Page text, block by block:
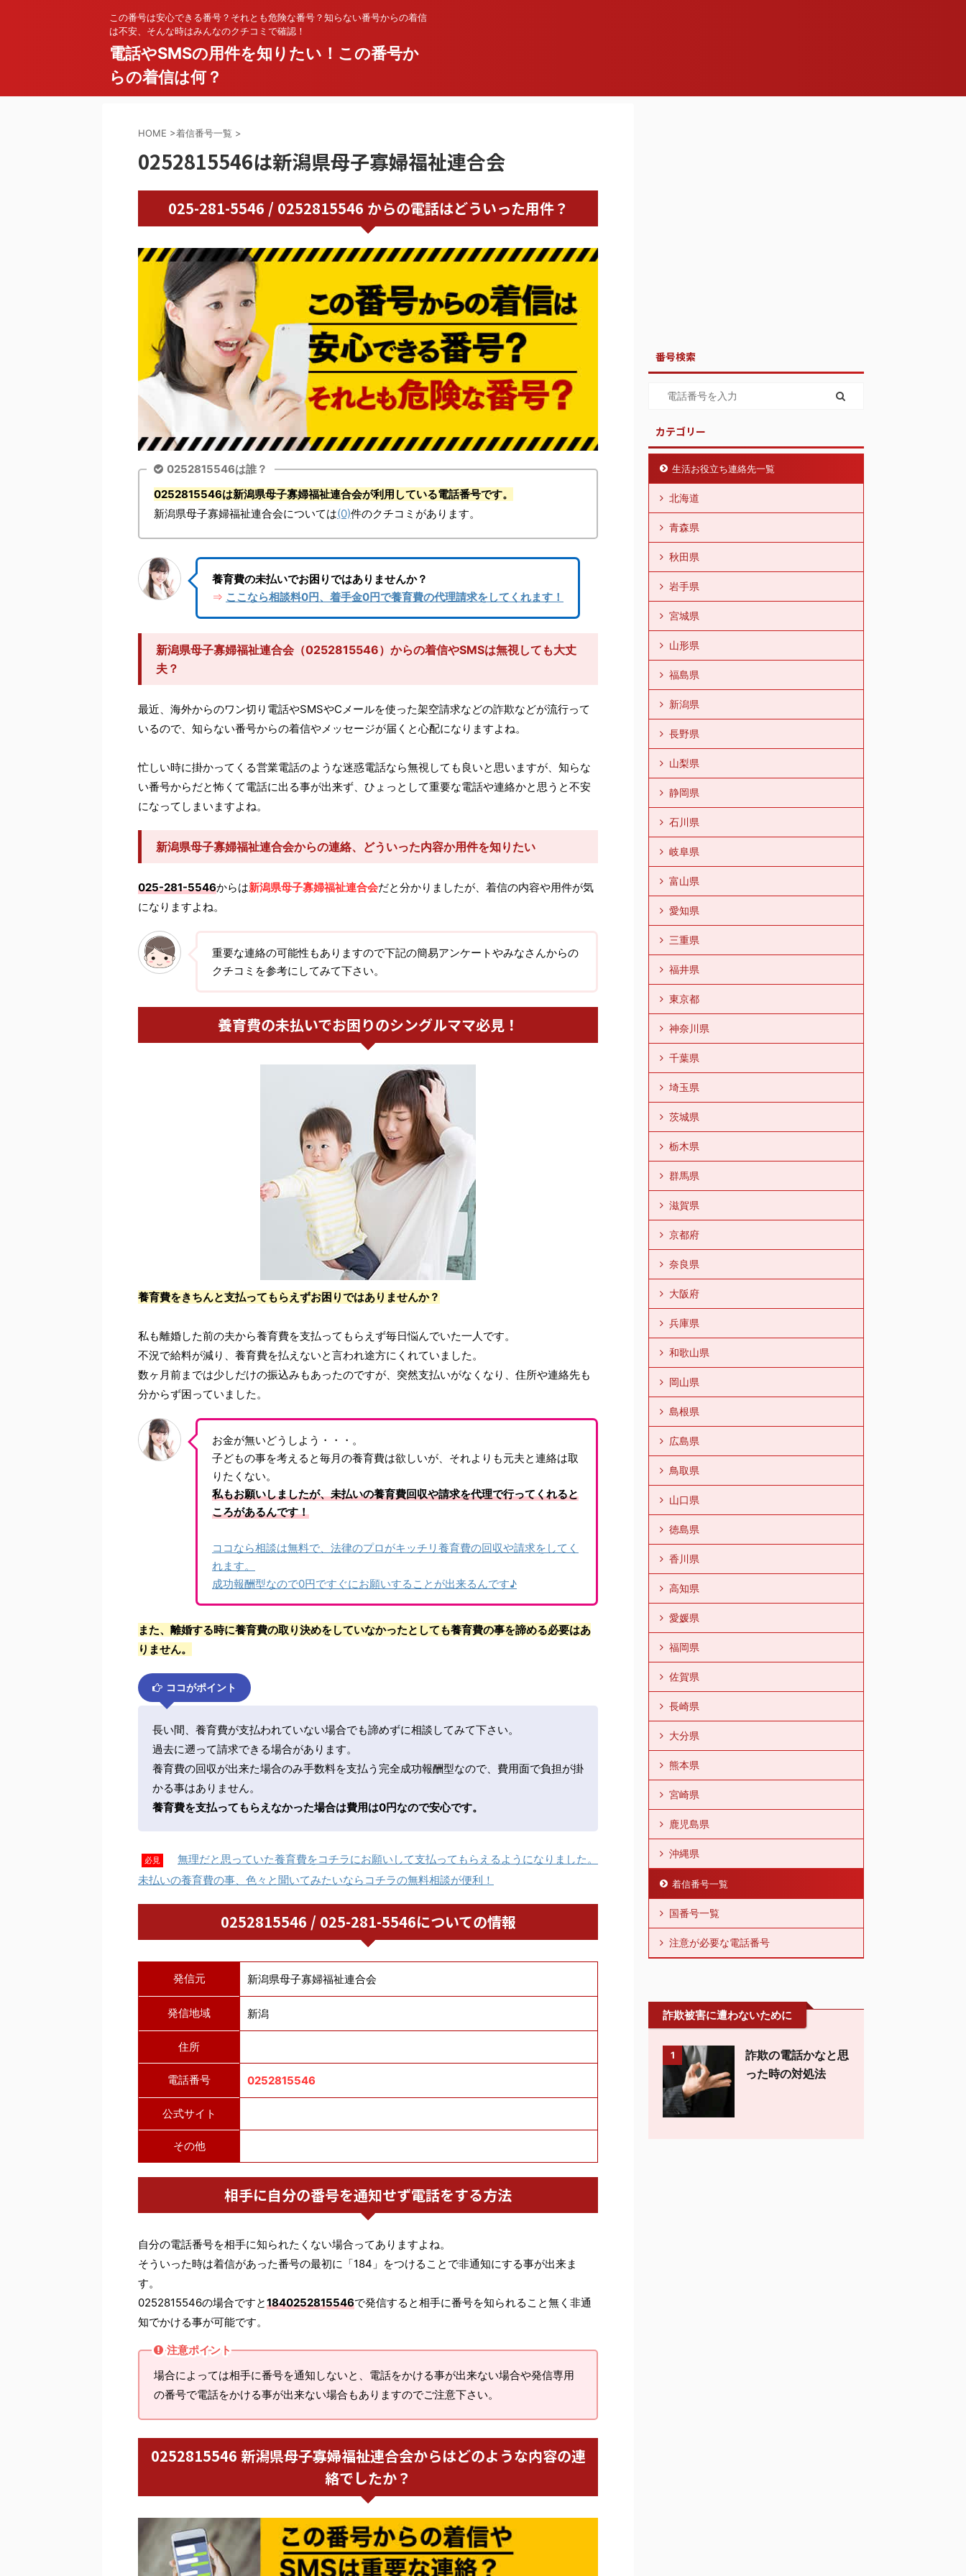
この番号は安心できる番号？それとも危険な番号？知らない番号からの着信
は不安、そんな時はみんなのクチコミで確認！
電話やSMSの用件を知りたい！この番号か
らの着信は何？
HOME >着信番号一覧 >
0252815546は新潟県母子寡婦福祉連合会
025-281-5546 / 0252815546 からの電話はどういった用件？
0252815546は誰？
0252815546は新潟県母子寡婦福祉連合会が利用している電話番号です。
新潟県母子寡婦福祉連合会については(0)件のクチコミがあります。
養育費の未払いでお困りではありませんか？
⇒ ここなら相談料0円、着手金0円で養育費の代理請求をしてくれます！
新潟県母子寡婦福祉連合会（0252815546）からの着信やSMSは無視しても大丈
夫？
最近、海外からのワン切り電話やSMSやCメールを使った架空請求などの詐欺などが流行って
いるので、知らない番号からの着信やメッセージが届くと心配になりますよね。
忙しい時に掛かってくる営業電話のような迷惑電話なら無視しても良いと思いますが、知らな
い番号からだと怖くて電話に出る事が出来ず、ひょっとして重要な電話や連絡かと思うと不安
になってしまいますよね。
新潟県母子寡婦福祉連合会からの連絡、どういった内容か用件を知りたい
025-281-5546からは新潟県母子寡婦福祉連合会だと分かりましたが、着信の内容や用件が気
になりますよね。
重要な連絡の可能性もありますので下記の簡易アンケートやみなさんからの
クチコミを参考にしてみて下さい。
養育費の未払いでお困りのシングルママ必見！
養育費をきちんと支払ってもらえずお困りではありませんか？
私も離婚した前の夫から養育費を支払ってもらえず毎日悩んでいた一人です。
不況で給料が減り、養育費を払えないと言われ途方にくれていました。
数ヶ月前までは少しだけの振込みもあったのですが、突然支払いがなくなり、住所や連絡先も
分からず困っていました。
お金が無いどうしよう・・・。
子どもの事を考えると毎月の養育費は欲しいが、それよりも元夫と連絡は取
りたくない。
私もお願いしましたが、未払いの養育費回収や請求を代理で行ってくれると
ころがあるんです！
ココなら相談は無料で、法律のプロがキッチリ養育費の回収や請求をしてく
れます。
成功報酬型なので0円ですぐにお願いすることが出来るんです♪
また、離婚する時に養育費の取り決めをしていなかったとしても養育費の事を諦める必要はあ
りません。
ココがポイント
長い間、養育費が支払われていない場合でも諦めずに相談してみて下さい。
過去に遡って請求できる場合があります。
養育費の回収が出来た場合のみ手数料を支払う完全成功報酬型なので、費用面で負担が掛
かる事はありません。
養育費を支払ってもらえなかった場合は費用は0円なので安心です。
必見
無理だと思っていた養育費をコチラにお願いして支払ってもらえるようになりました。
未払いの養育費の事、色々と聞いてみたいならコチラの無料相談が便利！
0252815546 / 025-281-5546についての情報
発信元 新潟県母子寡婦福祉連合会
発信地域 新潟
住所
電話番号 0252815546
公式サイト
その他
相手に自分の番号を通知せず電話をする方法
自分の電話番号を相手に知られたくない場合ってありますよね。
そういった時は着信があった番号の最初に「184」をつけることで非通知にする事が出来ま
す。
0252815546の場合ですと1840252815546で発信すると相手に番号を知られること無く非通
知でかける事が可能です。
注意ポイント
場合によっては相手に番号を通知しないと、電話をかける事が出来ない場合や発信専用
の番号で電話をかける事が出来ない場合もありますのでご注意下さい。
0252815546 新潟県母子寡婦福祉連合会からはどのような内容の連
絡でしたか？
番号検索
カテゴリー
生活お役立ち連絡先一覧
北海道
青森県
秋田県
岩手県
宮城県
山形県
福島県
新潟県
長野県
山梨県
静岡県
石川県
岐阜県
富山県
愛知県
三重県
福井県
東京都
神奈川県
千葉県
埼玉県
茨城県
栃木県
群馬県
滋賀県
京都府
奈良県
大阪府
兵庫県
和歌山県
岡山県
島根県
広島県
鳥取県
山口県
徳島県
香川県
高知県
愛媛県
福岡県
佐賀県
長崎県
大分県
熊本県
宮崎県
鹿児島県
沖縄県
着信番号一覧
国番号一覧
注意が必要な電話番号
詐欺被害に遭わないために
1
詐欺の電話かなと思
った時の対処法